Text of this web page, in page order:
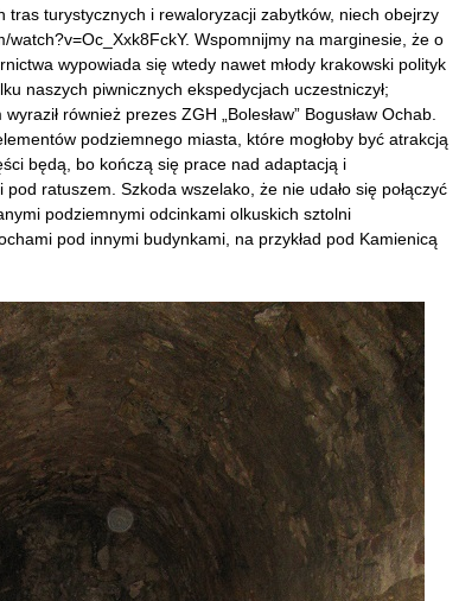
tras turystycznych i rewaloryzacji zabytków, niech obejrzy
Wspomnijmy na marginesie, że o
wypowiada się wtedy nawet młody krakowski polityk
naszych piwnicznych ekspedycjach uczestniczył;
również prezes ZGH „Bolesław” Bogusław Ochab.
podziemnego miasta, które mogłoby być atrakcją
będą, bo kończą się prace nad adaptacją i
ratuszem. Szkoda wszelako, że nie udało się połączyć
podziemnymi odcinkami olkuskich sztolni
pod innymi budynkami, na przykład pod Kamienicą